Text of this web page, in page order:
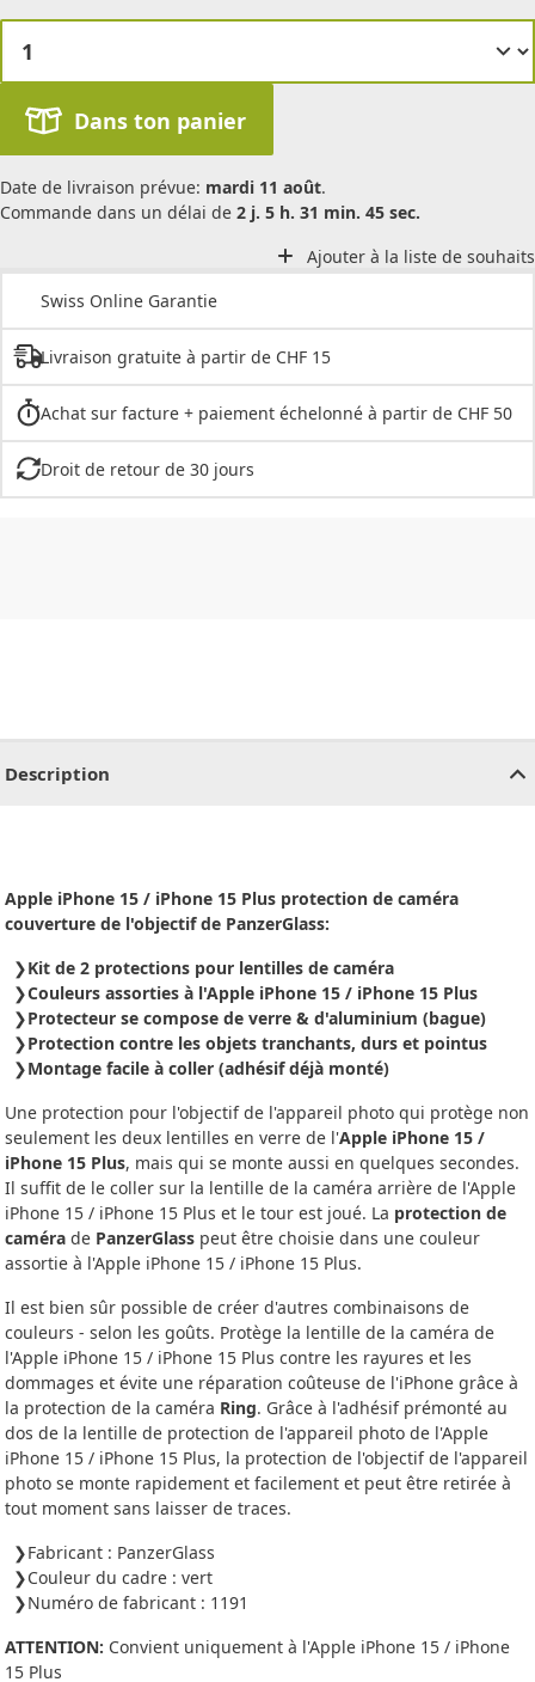
Dans ton panier
Date de livraison prévue: mardi 11 août.
Commande dans un délai de 2 j. 5 h. 31 min. 45 sec.
Ajouter à la liste de souhaits
Swiss Online Garantie
Livraison gratuite à partir de CHF 15
Achat sur facture + paiement échelonné à partir de CHF 50
Droit de retour de 30 jours
Description
Apple iPhone 15 / iPhone 15 Plus protection de caméra
couverture de l'objectif de PanzerGlass:
Kit de 2 protections pour lentilles de caméra
Couleurs assorties à l'Apple iPhone 15 / iPhone 15 Plus
Protecteur se compose de verre & d'aluminium (bague)
Protection contre les objets tranchants, durs et pointus
Montage facile à coller (adhésif déjà monté)
Une protection pour l'objectif de l'appareil photo qui protège non
seulement les deux lentilles en verre de l'Apple iPhone 15 /
iPhone 15 Plus, mais qui se monte aussi en quelques secondes.
Il suffit de le coller sur la lentille de la caméra arrière de l'Apple
iPhone 15 / iPhone 15 Plus et le tour est joué. La protection de
caméra de PanzerGlass peut être choisie dans une couleur
assortie à l'Apple iPhone 15 / iPhone 15 Plus.
Il est bien sûr possible de créer d'autres combinaisons de
couleurs - selon les goûts. Protège la lentille de la caméra de
l'Apple iPhone 15 / iPhone 15 Plus contre les rayures et les
dommages et évite une réparation coûteuse de l'iPhone grâce à
la protection de la caméra Ring. Grâce à l'adhésif prémonté au
dos de la lentille de protection de l'appareil photo de l'Apple
iPhone 15 / iPhone 15 Plus, la protection de l'objectif de l'appareil
photo se monte rapidement et facilement et peut être retirée à
tout moment sans laisser de traces.
Fabricant : PanzerGlass
Couleur du cadre : vert
Numéro de fabricant : 1191
ATTENTION: Convient uniquement à l'Apple iPhone 15 / iPhone
15 Plus